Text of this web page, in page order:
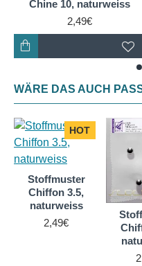
Chine 10, naturweiss
2,49€
WÄRE DAS AUCH
HOT
Stoffmuster
Chiffon 3.5,
naturweiss
2,49€